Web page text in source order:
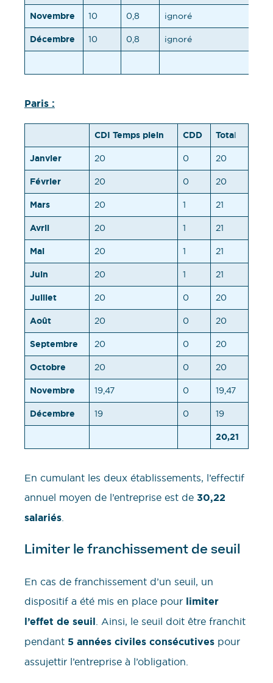
Novembre 10 0,8 ignoré
Décembre 10 0,8 ignoré
Paris :
CDI Temps plein CDD Total
Janvier 20 0 20
Février 20 0 20
Mars 20 1 21
Avril 20 1 21
Mai 20 1 21
Juin 20 1 21
Juillet 20 0 20
Août 20 0 20
Septembre 20 0 20
Octobre 20 0 20
Novembre 19,47 0 19,47
Décembre 19 0 19
20,21
En cumulant les deux établissements, l’effectif
annuel moyen de l’entreprise est de 30,22
salariés.
Limiter le franchissement de seuil
En cas de franchissement d’un seuil, un
dispositif a été mis en place pour limiter
l’effet de seuil . Ainsi, le seuil doit être franchit
pendant 5 années civiles consécutives pour
assujettir l’entreprise à l’obligation.